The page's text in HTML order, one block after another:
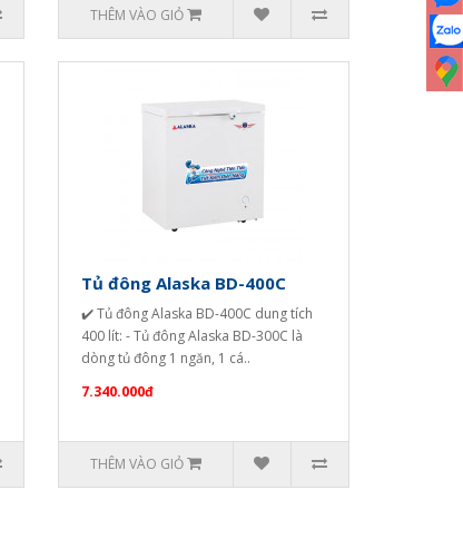
THÊM VÀO GIỎ
Tủ đông Alaska BD-400C
✔️ Tủ đông Alaska BD-400C dung tích
400 lít: - Tủ đông Alaska BD-300C là
dòng tủ đông 1 ngăn, 1 cá..
7.340.000đ
THÊM VÀO GIỎ